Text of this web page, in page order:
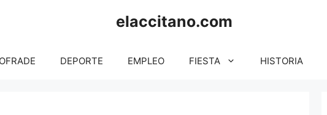
elaccitano.com
DEPORTE EMPLEO FIESTA HISTORIA